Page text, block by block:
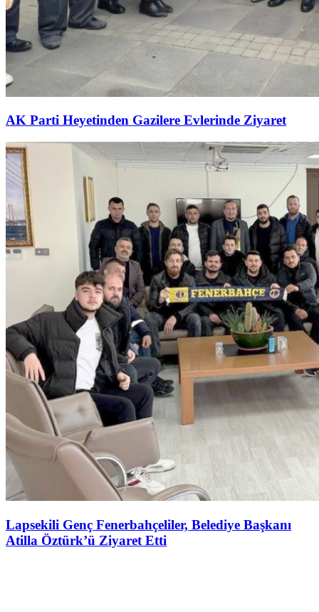
AK Parti Heyetinden Gazilere Evlerinde Ziyaret
Lapsekili Genç Fenerbahçeliler, Belediye Başkanı
Atilla Öztürk’ü Ziyaret Etti